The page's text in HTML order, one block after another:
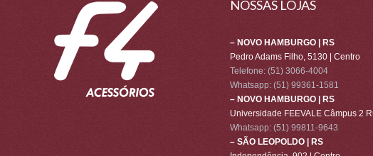
NOSSAS LOJAS
– NOVO HAMBURGO | RS
Pedro Adams Filho, 5130 | Centro
Telefone: (51) 3066-4004
Whatsapp: (51) 99361-1581
– NOVO HAMBURGO | RS
Universidade FEEVALE Câmpus 2
Whatsapp: (51) 99811-9643
– SÃO LEOPOLDO | RS